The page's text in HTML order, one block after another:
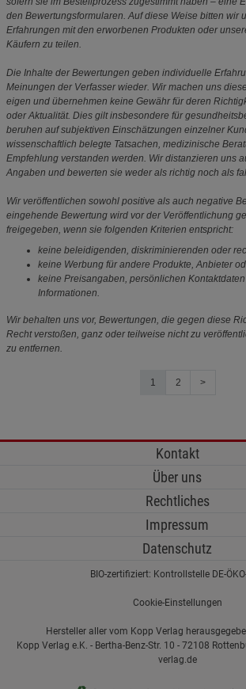
den Bewertungsformularen. Auf diese Weise bitten wir
Erfahrungen mit den erworbenen Produkten oder
Käufern zu teilen.
Die Inhalte der Bewertungen geben individuelle
Meinungen der Verfasser wieder. Wir machen uns
eigen und übernehmen keine Gewähr für deren
oder Aktualität. Dies gilt insbesondere für
beruhen auf subjektiven Einschätzungen einzelner
wissenschaftlich belegte Tatsachen, medizinische
Empfehlung verstanden werden. Wir distanzieren uns
Angaben und bewerten sie weder als richtig noch als
Wir veröffentlichen sowohl positive als auch negative
eingehende Bewertung wird vor der Veröffentlichung
freigegeben, wenn sie folgenden Kriterien entspricht:
keine beleidigenden, diskriminierenden oder
keine Werbung für andere Produkte, Anbieter
keine Preisangaben, persönlichen
Informationen.
Wir behalten uns vor, Bewertungen, die gegen diese
Recht verstoßen, ganz oder teilweise nicht zu
zu entfernen.
1 2 >
Kontakt
Über uns
Rechtliches
Impressum
Datenschutz
BIO-zertifiziert: Kontrollstelle DE-
Cookie-Einstellungen
Hersteller aller vom Kopp Verlag
Kopp Verlag e.K. - Bertha-Benz-Str. 10 - 72108
verlag.de